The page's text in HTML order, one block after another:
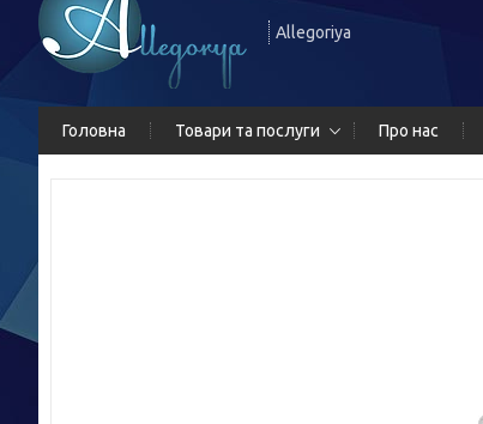
Allegoriya
Головна Товари та послуги Про нас